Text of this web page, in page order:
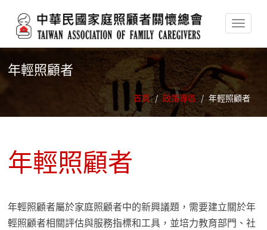
年輕照顧者
首頁 / 政策專區 / 年輕照顧者
年輕照顧者
年輕照顧者屬於家庭照顧者中的新興議題，需要建立關於年
輕照顧者相關評估與服務指標和工具，並培力教育部門、社